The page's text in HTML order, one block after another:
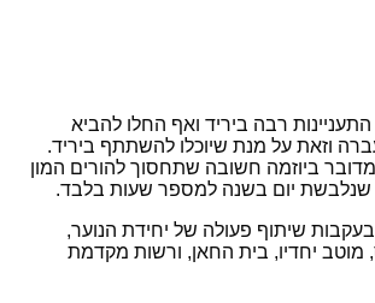
רבה ביריד ואף החלו להביא
וזאת על מנת שיוכלו להשתתף ביריד.
ביוזמה חשובה שתחסוך להורים המון
יום בשנה למספר שעות בלבד.
שיתוף פעולה של יחידת הנוער,
יחדיו, בית החאן, ורשות מקדמת